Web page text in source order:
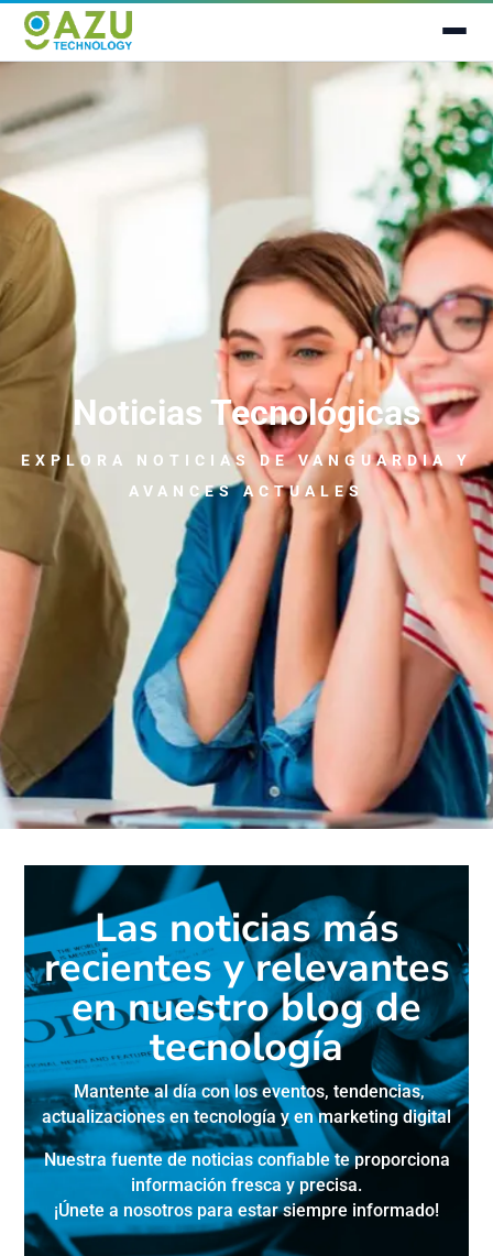
Noticias Tecnológicas
EXPLORA NOTICIASDE VANGUARDIA Y
AVANCES ACTUALES
Las noticias más
recientes y relevantes
en nuestro blog de
tecnología
Mantente al día con los eventos, tendencias,
actualizaciones entecnología y en marketing digital
Nuestra fuente de noticias confiable te proporciona
información fresca y precisa.
¡Únete a nosotros para estar siempre informado!